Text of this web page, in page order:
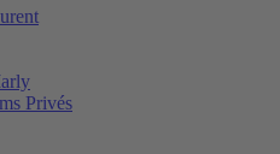
Privés